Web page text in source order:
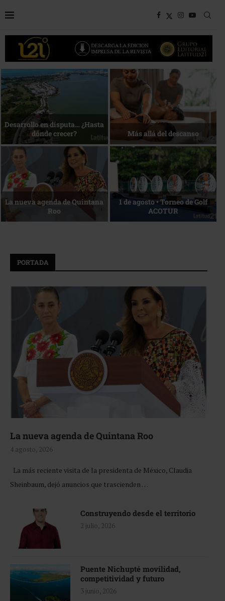
Bottega, un viaje servido a la
mesa
Energía que Impulsa la
competitividad
Reconocimiento de viajeros La esencia del servicio
PORTADA
La nueva agenda de Quintana Roo
4 agosto, 2026
La más reciente visita de la presidenta de México, Claudia
Sheinbaum, dejó anuncios que trascienden …
Construyendo desde el territorio
2 julio, 2026
Puente Nichupté movilidad,
competitividad y futuro
3 junio, 2026